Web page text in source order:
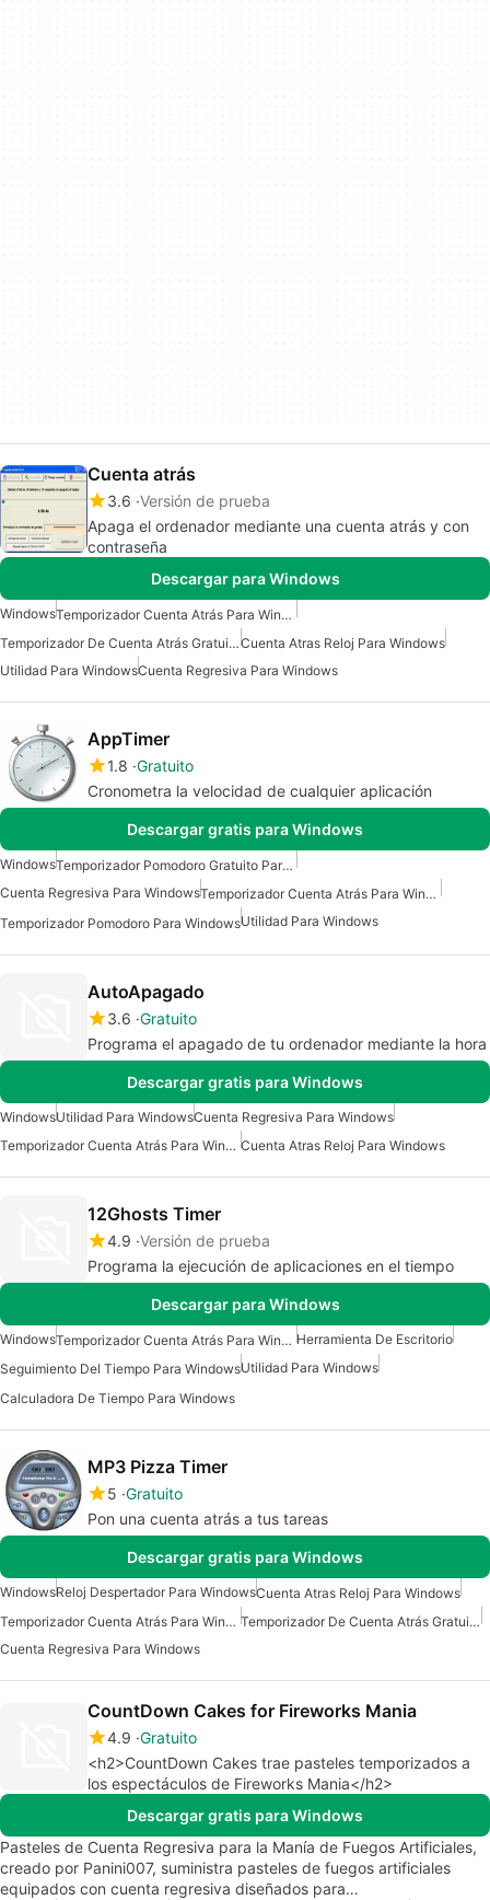
Cuenta atrás
3.6 Versión de prueba
Apaga el ordenador mediante una cuenta atrás y con
contraseña
Descargar para Windows
Windows
Temporizador Cuenta Atrás Para Windows
Temporizador De Cuenta Atrás Gratuito Para WindowsCuenta Atras Reloj Para Windows
Utilidad Para WindowsCuenta Regresiva Para Windows
AppTimer
1.8 Gratuito
Cronometra la velocidad de cualquier aplicación
Descargar gratis para Windows
Windows
Temporizador Pomodoro Gratuito Para Windows
Cuenta Regresiva Para Windows
Temporizador Cuenta Atrás Para Windows
Temporizador Pomodoro Para WindowsUtilidad Para Windows
AutoApagado
3.6 Gratuito
Programa el apagado de tu ordenador mediante la hora
Descargar gratis para Windows
WindowsUtilidad Para WindowsCuenta Regresiva Para Windows
Temporizador Cuenta Atrás Para Windows Cuenta Atras Reloj Para Windows
12Ghosts Timer
4.9 Versión de prueba
Programa la ejecución de aplicaciones en el tiempo
Descargar para Windows
Windows Temporizador Cuenta Atrás Para Windows Herramienta De Escritorio
Seguimiento Del Tiempo Para WindowsUtilidad Para Windows
Calculadora De Tiempo Para Windows
MP3 Pizza Timer
5 Gratuito
Pon una cuenta atrás a tus tareas
Descargar gratis para Windows
WindowsReloj Despertador Para WindowsCuenta Atras Reloj Para Windows
Temporizador Cuenta Atrás Para Windows
Temporizador De Cuenta Atrás Gratuito Para Windows
Cuenta Regresiva Para Windows
CountDown Cakes for Fireworks Mania
4.9 Gratuito
<h2>CountDown Cakes trae pasteles temporizados a
los espectáculos de Fireworks Mania</h2>
Descargar gratis para Windows
Pasteles de Cuenta Regresiva para la Manía de Fuegos Artificiales,
creado por Panini007, suministra pasteles de fuegos artificiales
equipados con cuenta regresiva diseñados para…